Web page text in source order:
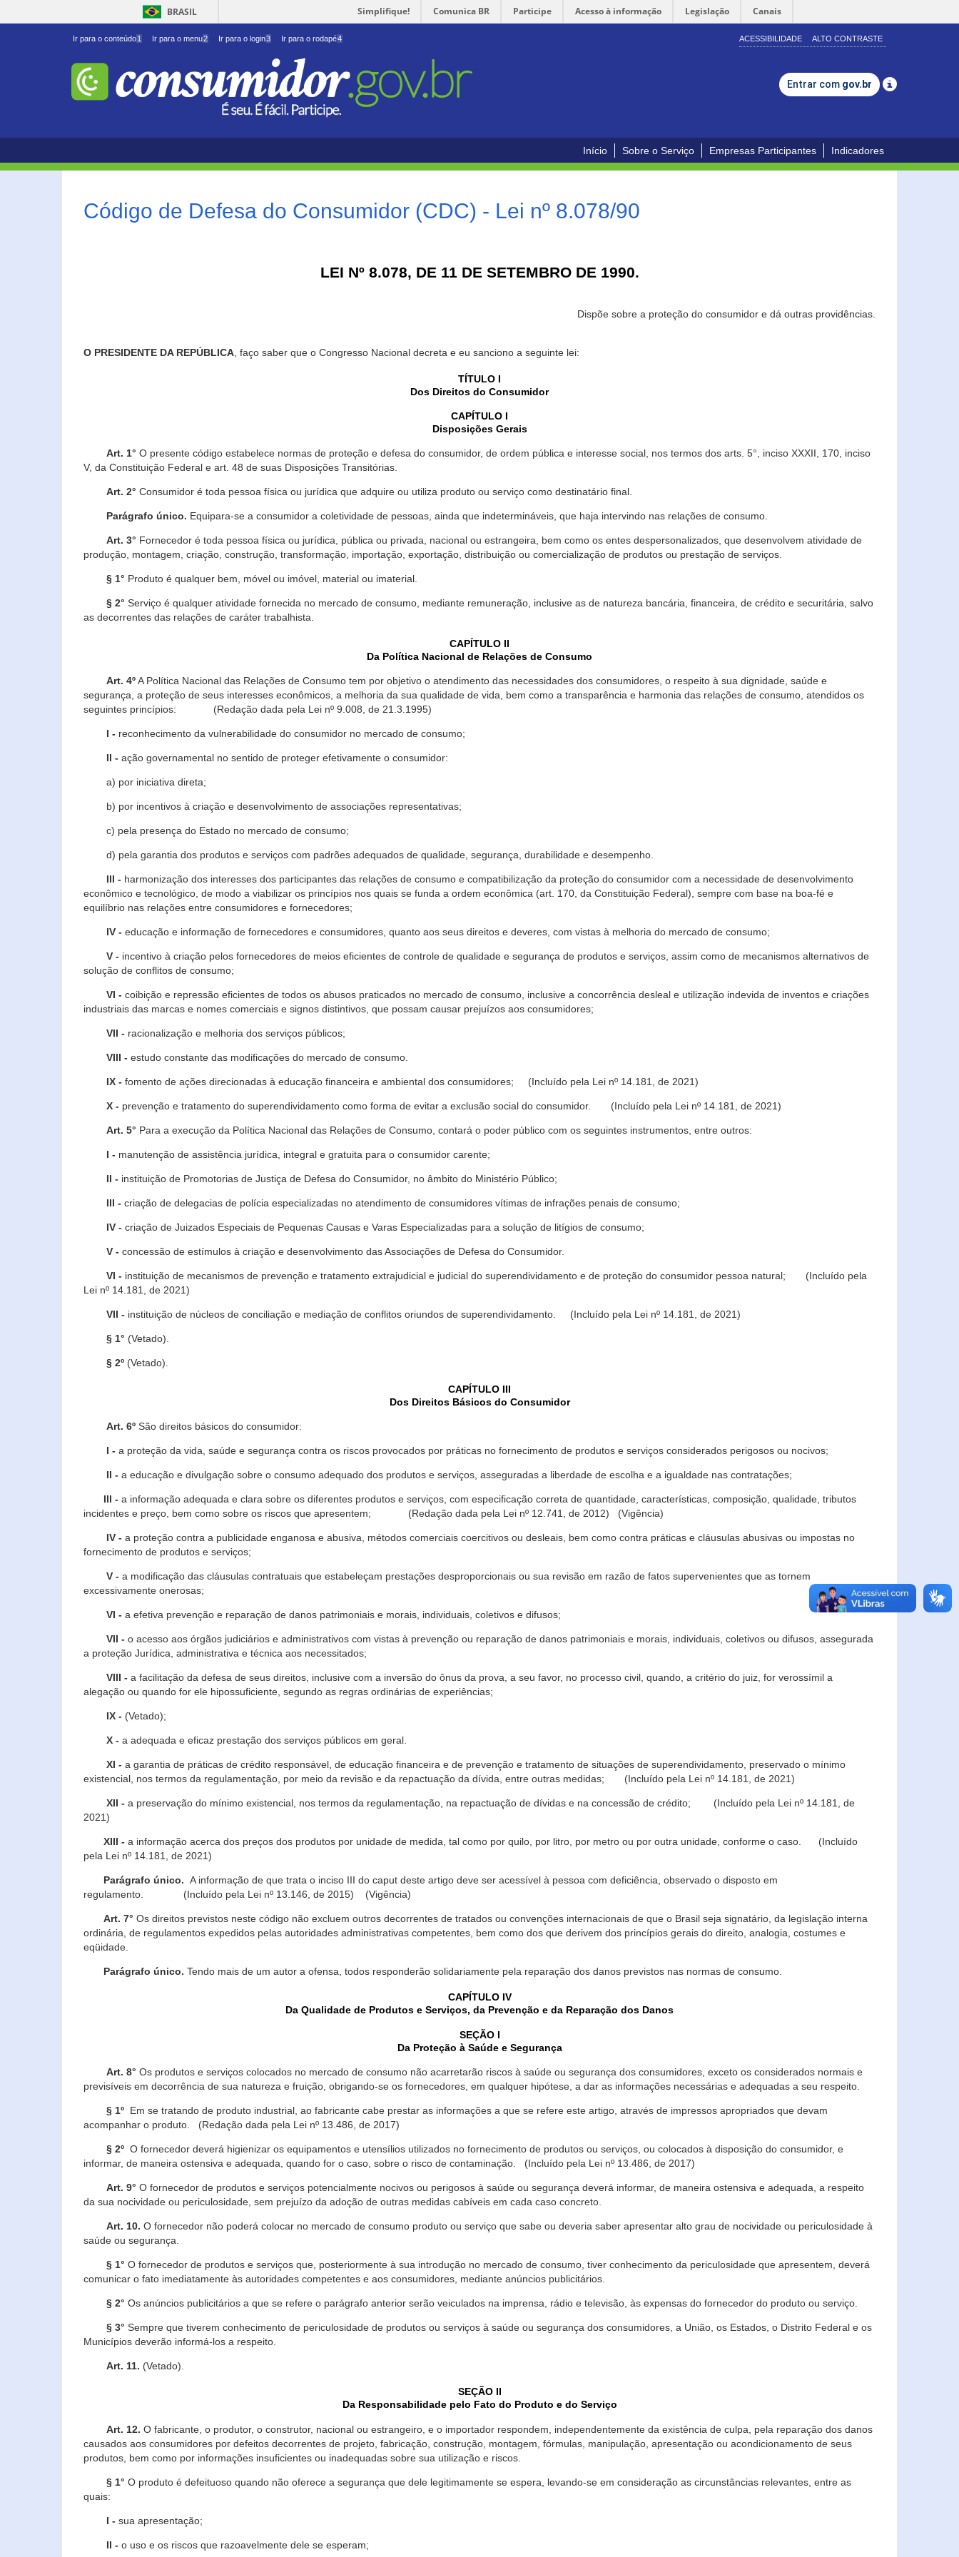
BRASIL Simplifique! Comunica BR Participe Acesso à informação Legislação Canais
Ir para o conteúdo1 Ir para o menu2 Ir para o login3 Ir para o rodapé4 ACESSIBILIDADE ALTO CONTRASTE
Entrar com gov.br
Início Sobre o Serviço Empresas Participantes Indicadores
Código de Defesa do Consumidor (CDC) - Lei nº 8.078/90
LEI Nº 8.078, DE 11 DE SETEMBRO DE 1990.
Dispõe sobre a proteção do consumidor e dá outras providências.
O PRESIDENTE DA REPÚBLICA, faço saber que o Congresso Nacional decreta e eu sanciono a seguinte lei:
TÍTULO I
Dos Direitos do Consumidor
CAPÍTULO I
Disposições Gerais
Art. 1° O presente código estabelece normas de proteção e defesa do consumidor, de ordem pública e interesse social, nos termos dos arts. 5°, inciso XXXII, 170, inciso
V, da Constituição Federal e art. 48 de suas Disposições Transitórias.
Art. 2° Consumidor é toda pessoa física ou jurídica que adquire ou utiliza produto ou serviço como destinatário final.
Parágrafo único. Equipara-se a consumidor a coletividade de pessoas, ainda que indetermináveis, que haja intervindo nas relações de consumo.
Art. 3° Fornecedor é toda pessoa física ou jurídica, pública ou privada, nacional ou estrangeira, bem como os entes despersonalizados, que desenvolvem atividade de
produção, montagem, criação, construção, transformação, importação, exportação, distribuição ou comercialização de produtos ou prestação de serviços.
§ 1° Produto é qualquer bem, móvel ou imóvel, material ou imaterial.
§ 2° Serviço é qualquer atividade fornecida no mercado de consumo, mediante remuneração, inclusive as de natureza bancária, financeira, de crédito e securitária, salvo
as decorrentes das relações de caráter trabalhista.
CAPÍTULO II
Da Política Nacional de Relações de Consumo
Art. 4ºA Política Nacional das Relações de Consumo tem por objetivo o atendimento das necessidades dos consumidores, o respeito à sua dignidade, saúde e
segurança, a proteção de seus interesses econômicos, a melhoria da sua qualidade de vida, bem como a transparência e harmonia das relações de consumo, atendidos os
seguintes princípios: (Redação dada pela Lei nº 9.008, de 21.3.1995)
I - reconhecimento da vulnerabilidade do consumidor no mercado de consumo;
II - ação governamental no sentido de proteger efetivamente o consumidor:
a) por iniciativa direta;
b) por incentivos à criação e desenvolvimento de associações representativas;
c) pela presença do Estado no mercado de consumo;
d) pela garantia dos produtos e serviços com padrões adequados de qualidade, segurança, durabilidade e desempenho.
III - harmonização dos interesses dos participantes das relações de consumo e compatibilização da proteção do consumidor com a necessidade de desenvolvimento
econômico e tecnológico, de modo a viabilizar os princípios nos quais se funda a ordem econômica (art. 170, da Constituição Federal), sempre com base na boa-fé e
equilíbrio nas relações entre consumidores e fornecedores;
IV - educação e informação de fornecedores e consumidores, quanto aos seus direitos e deveres, com vistas à melhoria do mercado de consumo;
V - incentivo à criação pelos fornecedores de meios eficientes de controle de qualidade e segurança de produtos e serviços, assim como de mecanismos alternativos de
solução de conflitos de consumo;
VI - coibição e repressão eficientes de todos os abusos praticados no mercado de consumo, inclusive a concorrência desleal e utilização indevida de inventos e criações
industriais das marcas e nomes comerciais e signos distintivos, que possam causar prejuízos aos consumidores;
VII - racionalização e melhoria dos serviços públicos;
VIII - estudo constante das modificações do mercado de consumo.
IX - fomento de ações direcionadas à educação financeira e ambiental dos consumidores; (Incluído pela Lei nº 14.181, de 2021)
X - prevenção e tratamento do superendividamento como forma de evitar a exclusão social do consumidor. (Incluído pela Lei nº 14.181, de 2021)
Art. 5° Para a execução da Política Nacional das Relações de Consumo, contará o poder público com os seguintes instrumentos, entre outros:
I - manutenção de assistência jurídica, integral e gratuita para o consumidor carente;
II - instituição de Promotorias de Justiça de Defesa do Consumidor, no âmbito do Ministério Público;
III - criação de delegacias de polícia especializadas no atendimento de consumidores vítimas de infrações penais de consumo;
IV - criação de Juizados Especiais de Pequenas Causas e Varas Especializadas para a solução de litígios de consumo;
V - concessão de estímulos à criação e desenvolvimento das Associações de Defesa do Consumidor.
VI - instituição de mecanismos de prevenção e tratamento extrajudicial e judicial do superendividamento e de proteção do consumidor pessoa natural; (Incluído pela
Lei nº 14.181, de 2021)
VII - instituição de núcleos de conciliação e mediação de conflitos oriundos de superendividamento. (Incluído pela Lei nº 14.181, de 2021)
§ 1° (Vetado).
§ 2º (Vetado).
CAPÍTULO III
Dos Direitos Básicos do Consumidor
Art. 6º São direitos básicos do consumidor:
I - a proteção da vida, saúde e segurança contra os riscos provocados por práticas no fornecimento de produtos e serviços considerados perigosos ou nocivos;
II - a educação e divulgação sobre o consumo adequado dos produtos e serviços, asseguradas a liberdade de escolha e a igualdade nas contratações;
III - a informação adequada e clara sobre os diferentes produtos e serviços, com especificação correta de quantidade, características, composição, qualidade, tributos
incidentes e preço, bem como sobre os riscos que apresentem; (Redação dada pela Lei nº 12.741, de 2012) (Vigência)
IV - a proteção contra a publicidade enganosa e abusiva, métodos comerciais coercitivos ou desleais, bem como contra práticas e cláusulas abusivas ou impostas no
fornecimento de produtos e serviços;
V - a modificação das cláusulas contratuais que estabeleçam prestações desproporcionais ou sua revisão em razão de fatos supervenientes que as tornem
excessivamente onerosas;
VI - a efetiva prevenção e reparação de danos patrimoniais e morais, individuais, coletivos e difusos;
VII - o acesso aos órgãos judiciários e administrativos com vistas à prevenção ou reparação de danos patrimoniais e morais, individuais, coletivos ou difusos, assegurada
a proteção Jurídica, administrativa e técnica aos necessitados;
VIII - a facilitação da defesa de seus direitos, inclusive com a inversão do ônus da prova, a seu favor, no processo civil, quando, a critério do juiz, for verossímil a
alegação ou quando for ele hipossuficiente, segundo as regras ordinárias de experiências;
IX - (Vetado);
X - a adequada e eficaz prestação dos serviços públicos em geral.
XI - a garantia de práticas de crédito responsável, de educação financeira e de prevenção e tratamento de situações de superendividamento, preservado o mínimo
existencial, nos termos da regulamentação, por meio da revisão e da repactuação da dívida, entre outras medidas; (Incluído pela Lei nº 14.181, de 2021)
XII - a preservação do mínimo existencial, nos termos da regulamentação, na repactuação de dívidas e na concessão de crédito; (Incluído pela Lei nº 14.181, de
2021)
XIII - a informação acerca dos preços dos produtos por unidade de medida, tal como por quilo, por litro, por metro ou por outra unidade, conforme o caso. (Incluído
pela Lei nº 14.181, de 2021)
Parágrafo único. A informação de que trata o inciso III do caput deste artigo deve ser acessível à pessoa com deficiência, observado o disposto em
regulamento. (Incluído pela Lei nº 13.146, de 2015) (Vigência)
Art. 7° Os direitos previstos neste código não excluem outros decorrentes de tratados ou convenções internacionais de que o Brasil seja signatário, da legislação interna
ordinária, de regulamentos expedidos pelas autoridades administrativas competentes, bem como dos que derivem dos princípios gerais do direito, analogia, costumes e
eqüidade.
Parágrafo único. Tendo mais de um autor a ofensa, todos responderão solidariamente pela reparação dos danos previstos nas normas de consumo.
CAPÍTULO IV
Da Qualidade de Produtos e Serviços, da Prevenção e da Reparação dos Danos
SEÇÃO I
Da Proteção à Saúde e Segurança
Art. 8° Os produtos e serviços colocados no mercado de consumo não acarretarão riscos à saúde ou segurança dos consumidores, exceto os considerados normais e
previsíveis em decorrência de sua natureza e fruição, obrigando-se os fornecedores, em qualquer hipótese, a dar as informações necessárias e adequadas a seu respeito.
§ 1º Em se tratando de produto industrial, ao fabricante cabe prestar as informações a que se refere este artigo, através de impressos apropriados que devam
acompanhar o produto. (Redação dada pela Lei nº 13.486, de 2017)
§ 2º O fornecedor deverá higienizar os equipamentos e utensílios utilizados no fornecimento de produtos ou serviços, ou colocados à disposição do consumidor, e
informar, de maneira ostensiva e adequada, quando for o caso, sobre o risco de contaminação. (Incluído pela Lei nº 13.486, de 2017)
Art. 9° O fornecedor de produtos e serviços potencialmente nocivos ou perigosos à saúde ou segurança deverá informar, de maneira ostensiva e adequada, a respeito
da sua nocividade ou periculosidade, sem prejuízo da adoção de outras medidas cabíveis em cada caso concreto.
Art. 10. O fornecedor não poderá colocar no mercado de consumo produto ou serviço que sabe ou deveria saber apresentar alto grau de nocividade ou periculosidade à
saúde ou segurança.
§ 1° O fornecedor de produtos e serviços que, posteriormente à sua introdução no mercado de consumo, tiver conhecimento da periculosidade que apresentem, deverá
comunicar o fato imediatamente às autoridades competentes e aos consumidores, mediante anúncios publicitários.
§ 2° Os anúncios publicitários a que se refere o parágrafo anterior serão veiculados na imprensa, rádio e televisão, às expensas do fornecedor do produto ou serviço.
§ 3° Sempre que tiverem conhecimento de periculosidade de produtos ou serviços à saúde ou segurança dos consumidores, a União, os Estados, o Distrito Federal e os
Municípios deverão informá-los a respeito.
Art. 11. (Vetado).
SEÇÃO II
Da Responsabilidade pelo Fato do Produto e do Serviço
Art. 12. O fabricante, o produtor, o construtor, nacional ou estrangeiro, e o importador respondem, independentemente da existência de culpa, pela reparação dos danos
causados aos consumidores por defeitos decorrentes de projeto, fabricação, construção, montagem, fórmulas, manipulação, apresentação ou acondicionamento de seus
produtos, bem como por informações insuficientes ou inadequadas sobre sua utilização e riscos.
§ 1° O produto é defeituoso quando não oferece a segurança que dele legitimamente se espera, levando-se em consideração as circunstâncias relevantes, entre as
quais:
I - sua apresentação;
II - o uso e os riscos que razoavelmente dele se esperam;